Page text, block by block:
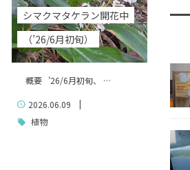
シマクマタケラン開花中
（’26/6月初旬）
概要 ’26/6月初旬、 …
2026.06.09
|
植物